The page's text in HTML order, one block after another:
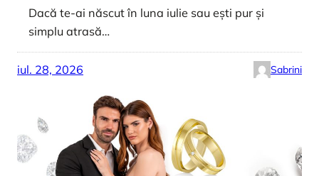
Dacă te-ai născut în luna iulie sau ești pur și
simplu atrasă…
iul. 28, 2026 Sabrini